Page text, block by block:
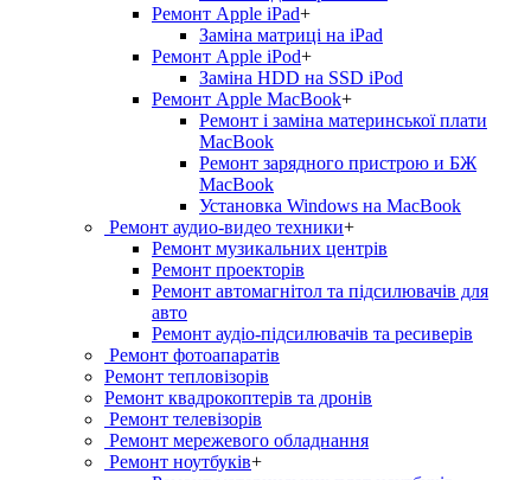
Ремонт Apple iPad+
Заміна матриці на iPad
Ремонт Apple iPod+
Заміна HDD на SSD iPod
Ремонт Apple MacBook+
Ремонт і заміна материнської плати
MacBook
Ремонт зарядного пристрою и БЖ
MacBook
Установка Windows на MacBook
Ремонт аудио-видео техники+
Ремонт музикальних центрів
Ремонт проекторів
Ремонт автомагнітол та підсилювачів для
авто
Ремонт аудіо-підсилювачів та ресиверів
Ремонт фотоапаратів
Ремонт тепловізорів
Ремонт квадрокоптерів та дронів
Ремонт телевізорів
Ремонт мережевого обладнання
Ремонт ноутбуків+